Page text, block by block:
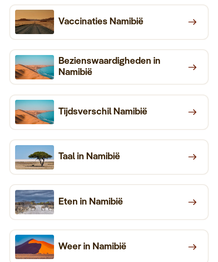
Keuzehulp
Vaccinaties Namibië
Bezienswaardigheden in
Namibië
Tijdsverschil Namibië
Taal in Namibië
Eten in Namibië
Weer in Namibië